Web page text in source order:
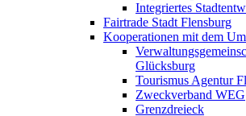
Integriertes
Fairtrade Stadt Flensburg
Kooperationen mit dem
Glücksburg
Tourismus Agentur
Zweckverband WEG
Grenzdreieck